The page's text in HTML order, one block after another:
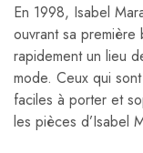
En 1998, Isabel
ouvrant sa
rapidement un lieu
mode. Ceux qui
faciles à porter et
les pièces d’Isabel